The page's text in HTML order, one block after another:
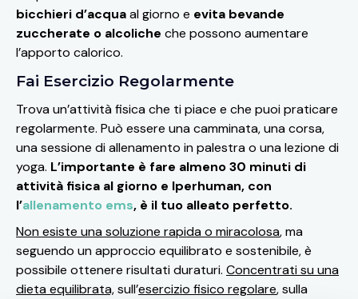
bicchieri d’acquaal giorno e evita bevande
zuccherate o alcoliche che possono aumentare
l’apporto calorico.
Fai Esercizio Regolarmente
Trova un’attività fisica che ti piace e che puoi praticare
regolarmente. Può essere una camminata, una corsa,
una sessione di allenamento in palestra o una lezione di
yoga. L’importante è fare almeno 30 minuti di
attività fisica al giorno e Iperhuman, con
l’allenamento ems, è il tuo alleato perfetto.
Non esiste una soluzione rapida o miracolosa, ma
seguendo un approccio equilibrato e sostenibile, è
possibile ottenere risultati duraturi. Concentrati su una
dieta equilibrata,sull’esercizio fisico regolare, sulla